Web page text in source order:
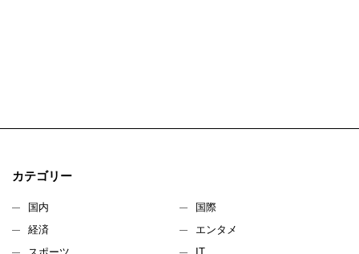
カテゴリー
国内
国際
経済
エンタメ